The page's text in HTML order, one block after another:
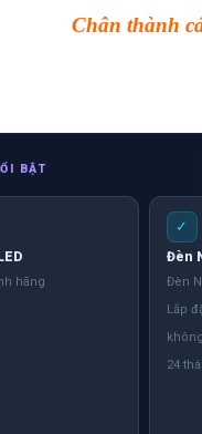
Chân thành
BẬT
hãng
✓
Đèn
Đèn
Lắp
24